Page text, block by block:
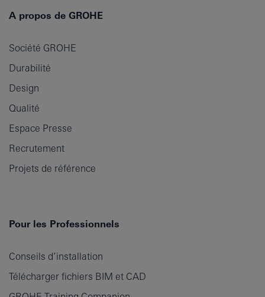
A propos de GROHE
Société GROHE
Durabilité
Design
Qualité
Espace Presse
Recrutement
Projets de référence
Pour les Professionnels
Conseils d’installation
Télécharger fichiers BIM et CAD